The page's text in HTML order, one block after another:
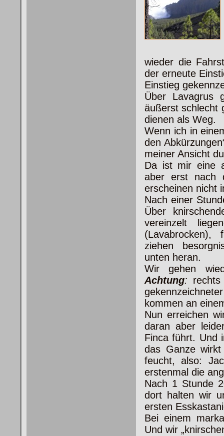
wieder die
der erneute
Einstieg
Über Lavagrus
äußerst schlecht
dienen als Weg.
Wenn ich in
den
meiner Ansicht
Da ist mir eine
aber erst nach
erscheinen nicht
Nach einer
Über
vereinzelt
(Lavabrocken),
ziehen
unten heran.
Wir gehen
Achtung:
kommen an
Nun erreichen
daran aber
Finca führt. Und
das Ganze
feucht, also:
erstenmal die
Nach 1 Stunde
dort halten wir
ersten
Bei einem
Und wir